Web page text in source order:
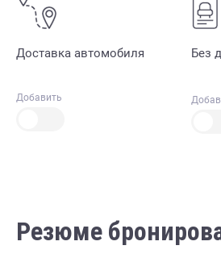
Доставка автомобиля
Добавить
Без
Резюме